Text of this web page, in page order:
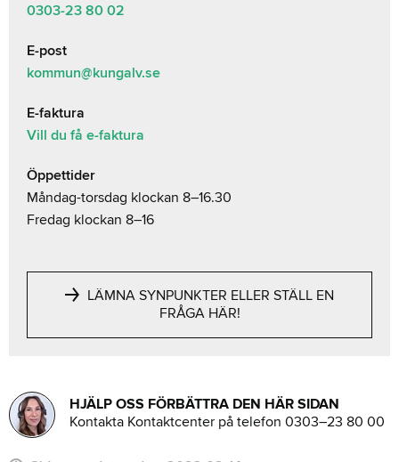
0303-23 80 02
E-post
kommun@kungalv.se
E-faktura
Vill du få e-faktura
Öppettider
Måndag-torsdag klockan 8–16.30
Fredag klockan 8–16
LÄMNA SYNPUNKTER ELLER STÄLL EN
FRÅGA HÄR!
HJÄLP OSS FÖRBÄTTRA DEN HÄR SIDAN
Kontakta Kontaktcenter på telefon 0303–23 80 00